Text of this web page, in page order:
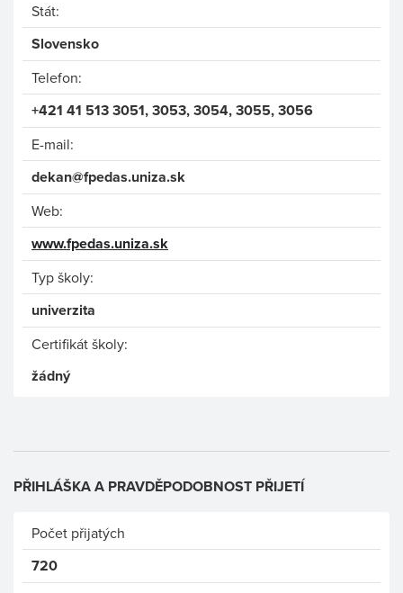
Stát:
Slovensko
Telefon:
+421 41 513 3051, 3053, 3054, 3055, 3056
E-mail:
dekan@fpedas.uniza.sk
Web:
www.fpedas.uniza.sk
Typ školy:
univerzita
Certifikát školy:
žádný
PŘIHLÁŠKA A PRAVDĚPODOBNOST PŘIJETÍ
Počet přijatých
720